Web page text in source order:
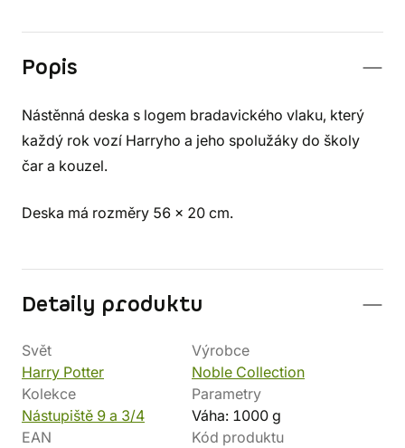
Popis
Nástěnná deska s logem bradavického vlaku, který
každý rok vozí Harryho a jeho spolužáky do školy
čar a kouzel.
Deska má rozměry 56 x 20 cm.
Detaily produktu
Svět
Harry Potter
Výrobce
Noble Collection
Kolekce
Nástupiště 9 a 3/4
Parametry
Váha: 1000 g
EAN
Kód produktu